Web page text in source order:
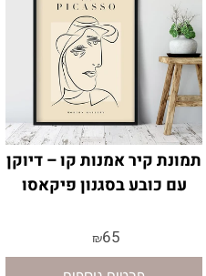
תמונת קיר אמנות קו – דיוקן
עם כובע בסגנון פיקאסו
₪65